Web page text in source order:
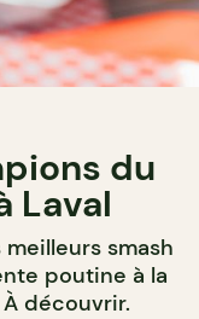
du
Laval
meilleurs smash
poutine à la
découvrir.